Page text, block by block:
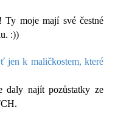
moje mají své čestné
:))
jen k maličkostem, které
daly najít pozůstatky ze